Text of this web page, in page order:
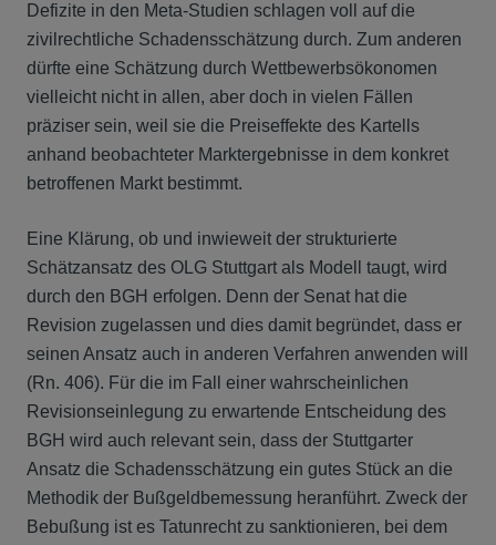
Defizite in den Meta-Studien schlagen voll auf die
zivilrechtliche Schadensschätzung durch. Zum anderen
dürfte eine Schätzung durch Wettbewerbsökonomen
vielleicht nicht in allen, aber doch in vielen Fällen
präziser sein, weil sie die Preiseffekte des Kartells
anhand beobachteter Marktergebnisse in dem konkret
betroffenen Markt bestimmt.
Eine Klärung, ob und inwieweit der strukturierte
Schätzansatz des OLG Stuttgart als Modell taugt, wird
durch den BGH erfolgen. Denn der Senat hat die
Revision zugelassen und dies damit begründet, dass er
seinen Ansatz auch in anderen Verfahren anwenden will
(Rn. 406). Für die im Fall einer wahrscheinlichen
Revisionseinlegung zu erwartende Entscheidung des
BGH wird auch relevant sein, dass der Stuttgarter
Ansatz die Schadensschätzung ein gutes Stück an die
Methodik der Bußgeldbemessung heranführt. Zweck der
Bebußung ist es Tatunrecht zu sanktionieren, bei dem